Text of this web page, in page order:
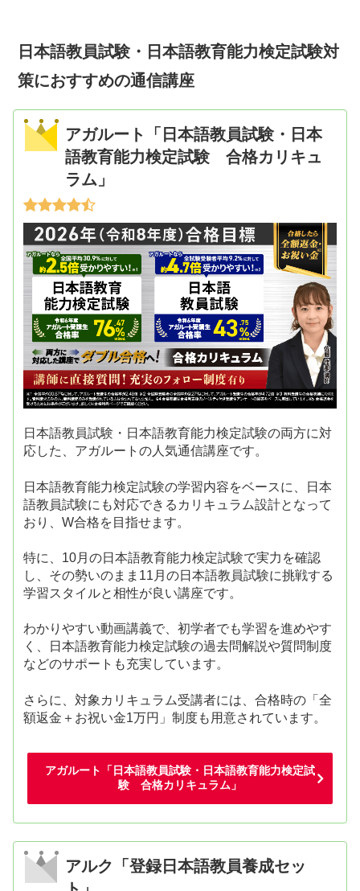
日本語教員試験・日本語教育能力検定試験対
策におすすめの通信講座
アガルート「日本語教員試験・日本
語教育能力検定試験 合格カリキュ
ラム」
日本語教員試験・日本語教育能力検定試験の両方に対
応した、アガルートの人気通信講座です。
日本語教育能力検定試験の学習内容をベースに、日本
語教員試験にも対応できるカリキュラム設計となって
おり、W合格を目指せます。
特に、10月の日本語教育能力検定試験で実力を確認
し、その勢いのまま11月の日本語教員試験に挑戦する
学習スタイルと相性が良い講座です。
わかりやすい動画講義で、初学者でも学習を進めやす
く、日本語教育能力検定試験の過去問解説や質問制度
などのサポートも充実しています。
さらに、対象カリキュラム受講者には、合格時の「全
額返金＋お祝い金1万円」制度も用意されています。
アガルート「日本語教員試験・日本語教育能力検定試
験 合格カリキュラム」
アルク「登録日本語教員養成セッ